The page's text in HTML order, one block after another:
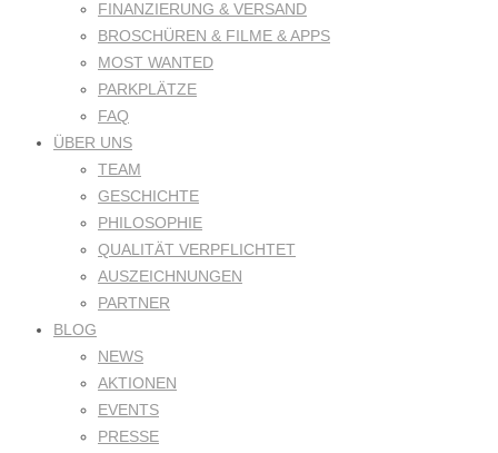
FINANZIERUNG & VERSAND
BROSCHÜREN & FILME & APPS
MOST WANTED
PARKPLÄTZE
FAQ
ÜBER UNS
TEAM
GESCHICHTE
PHILOSOPHIE
QUALITÄT VERPFLICHTET
AUSZEICHNUNGEN
PARTNER
BLOG
NEWS
AKTIONEN
EVENTS
PRESSE